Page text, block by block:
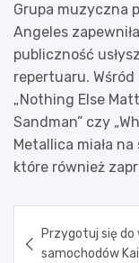
Grupa muzyczna
Angeles
publiczność
repertuaru.
„Nothing Else
Sandman” czy
Metallica miała
które również
wpisu
Przygotuj się
samochodów